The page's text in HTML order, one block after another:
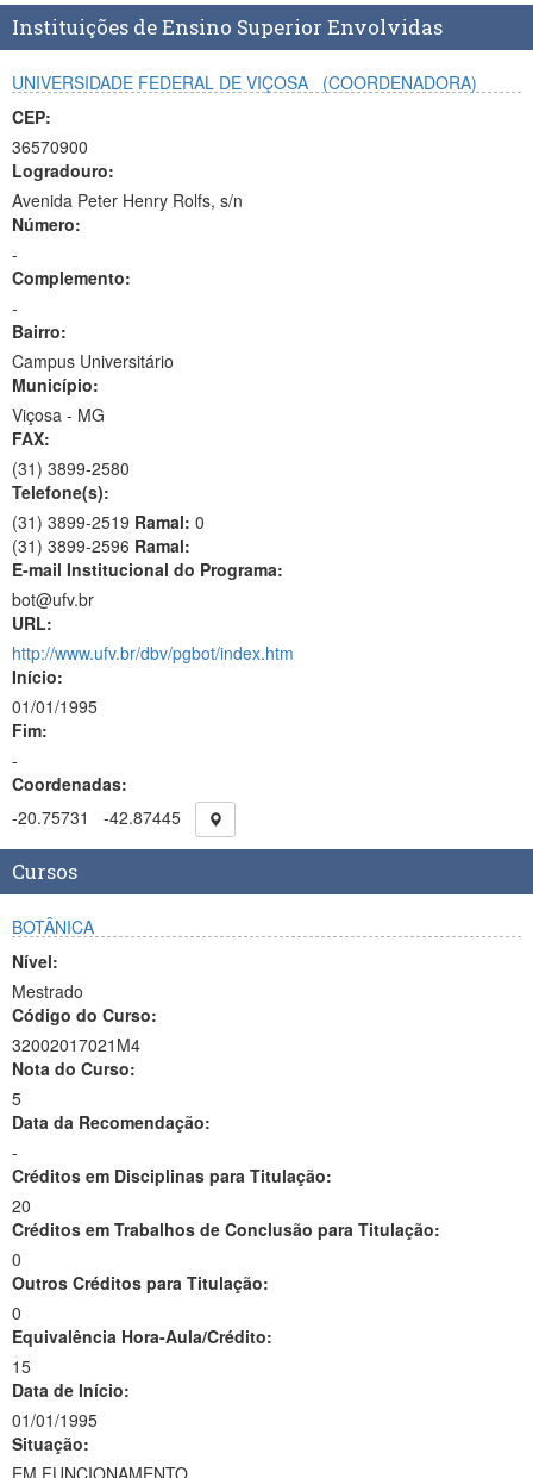
Instituições de Ensino Superior Envolvidas
UNIVERSIDADE FEDERAL DE VIÇOSA
(COORDENADORA)
CEP:
36570900
Logradouro:
Avenida Peter Henry Rolfs, s/n
Número:
-
Complemento:
-
Bairro:
Campus Universitário
Município:
Viçosa - MG
FAX:
(31) 3899-2580
Telefone(s):
(31) 3899-2519 Ramal: 0
(31) 3899-2596 Ramal:
E-mail Institucional do Programa:
bot@ufv.br
URL:
http://www.ufv.br/dbv/pgbot/index.htm
Início:
01/01/1995
Fim:
-
Coordenadas:
-20.75731
-42.87445
Cursos
BOTÂNICA
Nível:
Mestrado
Código do Curso:
32002017021M4
Nota do Curso:
5
Data da Recomendação:
-
Créditos em Disciplinas para Titulação:
20
Créditos em Trabalhos de Conclusão para Titulação:
0
Outros Créditos para Titulação:
0
Equivalência Hora-Aula/Crédito:
15
Data de Início:
01/01/1995
Situação:
EM FUNCIONAMENTO